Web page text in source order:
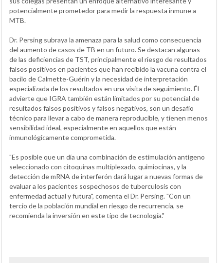
potencialmente prometedor para medir la respuesta inmune a
MTB.
Dr. Persing subraya la amenaza para la salud como consecuencia
del aumento de casos de TB en un futuro. Se destacan algunas
de las deficiencias de TST, principalmente el riesgo de resultados
falsos positivos en pacientes que han recibido la vacuna contra el
bacilo de Calmette-Guérin y la necesidad de interpretación
especializada de los resultados en una visita de seguimiento. Él
advierte que IGRA también están limitados por su potencial de
resultados falsos positivos y falsos negativos, son un desafío
técnico para llevar a cabo de manera reproducible, y tienen menos
sensibilidad ideal, especialmente en aquellos que están
inmunológicamente comprometida.
"Es posible que un día una combinación de estimulación antígeno
seleccionado con citoquinas multiplexado, quimiocinas, y la
detección de mRNA de interferón dará lugar a nuevas formas de
evaluar a los pacientes sospechosos de tuberculosis con
enfermedad actual y futura", comenta el Dr. Persing. "Con un
tercio de la población mundial en riesgo de recurrencia, se
recomienda la inversión en este tipo de tecnología."